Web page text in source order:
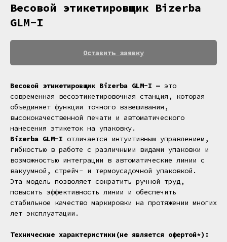
Весовой этикетировщик Bizerba
GLM-I
Оставить заявку
Весовой этикетировщик Bizerba GLM-I — это
современная весоэтикетировочная станция, которая
объединяет функции точного взвешивания,
высококачественной печати и автоматического
нанесения этикеток на упаковку.
Bizerba GLM-I отличается интуитивным управлением,
гибкостью в работе с различными видами упаковки и
возможностью интеграции в автоматические линии с
вакуумной, стрейч- и термоусадочной упаковкой.
Эта модель позволяет сократить ручной труд,
повысить эффективность линии и обеспечить
стабильное качество маркировки на протяжении многих
лет эксплуатации.
Технические характеристики(не является офертой*):